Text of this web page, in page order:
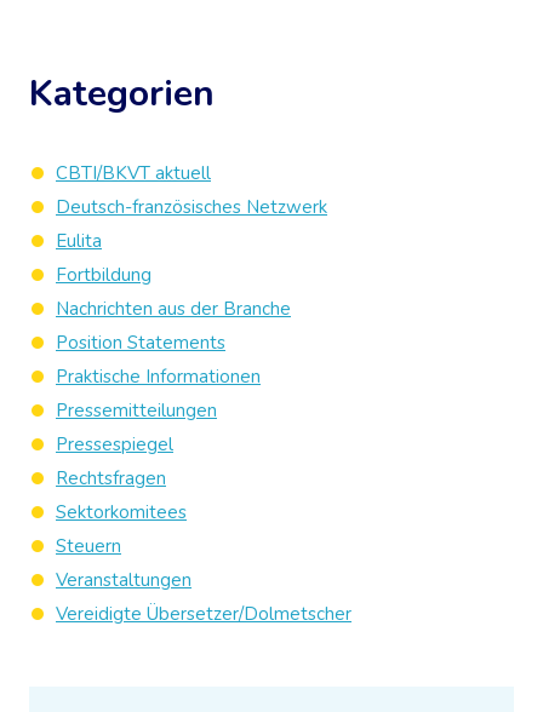
Kategorien
CBTI/BKVT aktuell
Deutsch-französisches Netzwerk
Eulita
Fortbildung
Nachrichten aus der Branche
Position Statements
Praktische Informationen
Pressemitteilungen
Pressespiegel
Rechtsfragen
Sektorkomitees
Steuern
Veranstaltungen
Vereidigte Übersetzer/Dolmetscher